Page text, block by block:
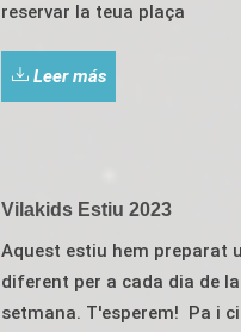
reservar la teua plaça
Leer más
Vilakids Estiu 2023
Aquest estiu hem preparat
diferent per a cada dia de la
setmana. T'esperem! Pa i